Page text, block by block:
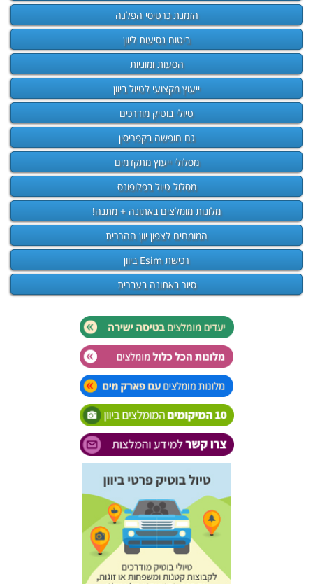
הזמנת כרטיסי הפלגה
ביטוח נסיעות ליוון
הסעות ומוניות
ייעוץ מקצועי לטיול ביוון
טיולי בוטיק מודרכים
גם חופשה בקפריסין
מסלולי ייעוץ מתקדמים
מסלול טיול בפלופונס
מלונות מומלצים באתונה + מתנה!
המומחים לצפון יוון ההררית
רכישת Esim ביוון
סיור באתונה בעברית